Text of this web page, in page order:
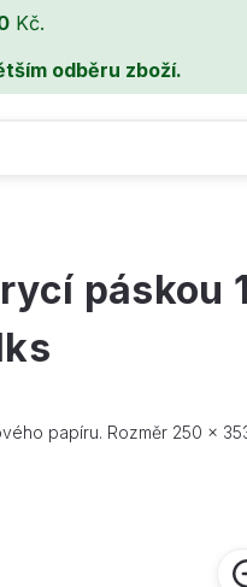
Kč.
odběru zboží.
páskou
papíru. Rozměr 250 x